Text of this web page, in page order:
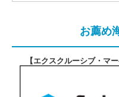
お薦め
【エクスクルーシブ・マ